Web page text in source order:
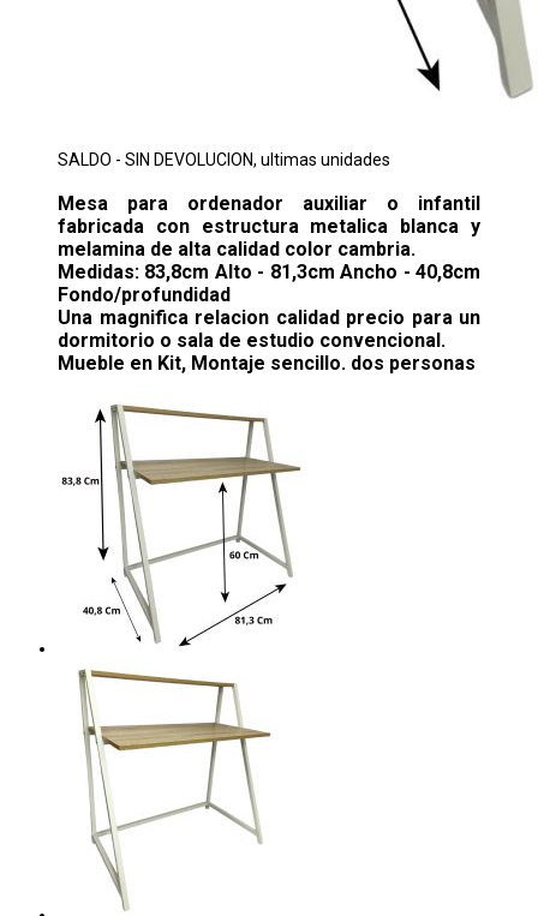
SALDO - SIN DEVOLUCION, ultimas unidades
Mesa para ordenador auxiliar o infantil
fabricada con estructura metalica blanca y
melamina de alta calidad color cambria.
Medidas: 83,8cm Alto - 81,3cm Ancho - 40,8cm
Fondo/profundidad
Una magnifica relacion calidad precio para un
dormitorio o sala de estudio convencional.
Mueble en Kit, Montaje sencillo. dos personas